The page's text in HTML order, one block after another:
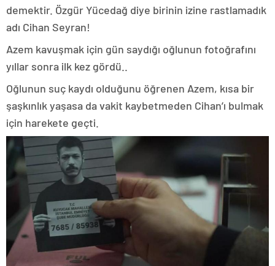
demektir. Özgür Yücedağ diye birinin izine rastlamadık
adı Cihan Seyran!
Azem kavuşmak için gün saydığı oğlunun fotoğrafını
yıllar sonra ilk kez gördü..
Oğlunun suç kaydı olduğunu öğrenen Azem, kısa bir
şaşkınlık yaşasa da vakit kaybetmeden Cihan’ı bulmak
için harekete geçti.